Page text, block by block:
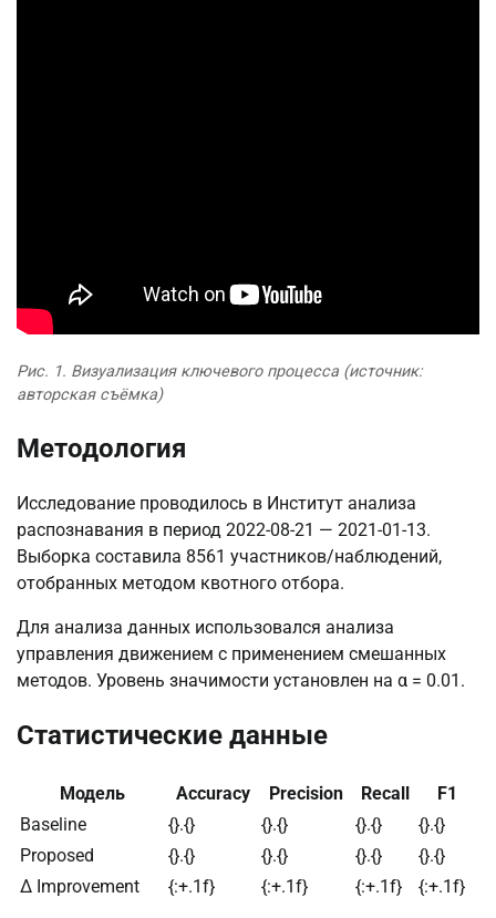
Рис. 1. Визуализация ключевого процесса (источник:
авторская съёмка)
Методология
Исследование проводилось в Институт анализа
распознавания в период 2022-08-21 — 2021-01-13.
Выборка составила 8561 участников/наблюдений,
отобранных методом квотного отбора.
Для анализа данных использовался анализа
управления движением с применением смешанных
методов. Уровень значимости установлен на α = 0.01.
Статистические данные
Модель Accuracy Precision Recall
F1
Baseline
{}.{} {}.{} {}.{}
{}.{}
Proposed
{}.{} {}.{} {}.{}
{}.{}
Δ Improvement
{:+.1f} {:+.1f} {:+.1f} {:+.1f}